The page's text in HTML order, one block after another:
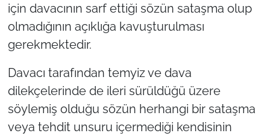
için davacının sarf ettiği sözün sataşma olup
olmadığının açıklığa kavuşturulması
gerekmektedir.
Davacı tarafından temyiz ve dava
dilekçelerinde de ileri sürüldüğü üzere
söylemiş olduğu sözün herhangi bir sataşma
veya tehdit unsuru içermediği kendisinin